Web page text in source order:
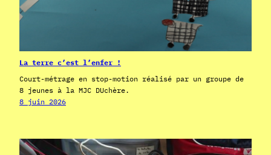
La terre c’est l’enfer !
Court-métrage en stop-motion réalisé par un groupe de
8 jeunes à la MJC DUchère.
8 juin 2026